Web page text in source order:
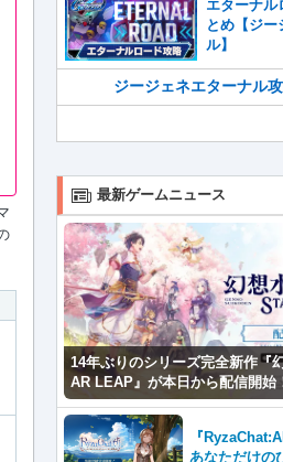
エターナル
とめ【ジー
ル】
ジージェネエターナル
最新ゲームニュース
14年ぶりのシリーズ完全新作『
AR LEAP』が本日から配信開始
『
あなただけの